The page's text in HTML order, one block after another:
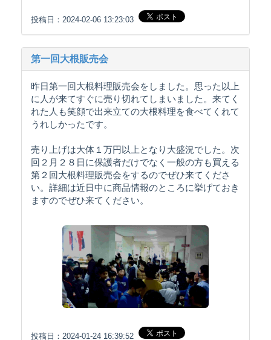
投稿日：2024-02-06 13:23:03
第一回大根販売会
昨日第一回大根料理販売会をしました。思った以上
に人が来てすぐに売り切れてしまいました。来てく
れた人も笑顔で出来立ての大根料理を食べてくれて
うれしかったです。
売り上げは大体１万円以上となり大盛況でした。次
回２月２８日に保護者だけでなく一般の方も買える
第２回大根料理販売会をするのでぜひ来てくださ
い。詳細は近日中に商品情報のところに挙げておき
ますのでぜひ来てください。
投稿日：2024-01-24 16:39:52